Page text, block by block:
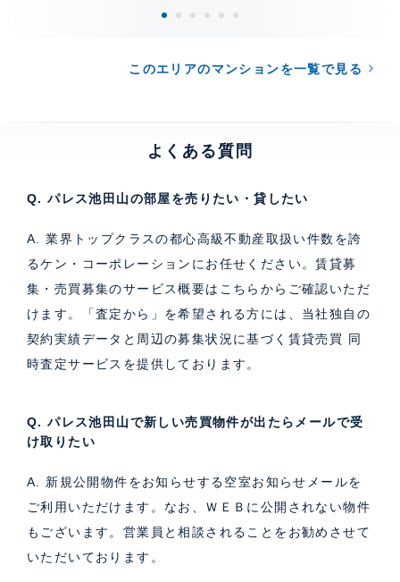
このエリアのマンションを一覧で見る
よくある質問
Q. パレス池田山の部屋を売りたい・貸したい
A. 業界トップクラスの都心高級不動産取扱い件数を誇
るケン・コーポレーションにお任せください。賃貸募
集・売買募集のサービス概要はこちら からご確認いただ
けます。「査定から」を希望される方には、当社独自の
契約実績データと周辺の募集状況に基づく 賃貸売買 同
時査定サービス を提供しております。
Q. パレス池田山で新しい売買物件が出たらメールで受
け取りたい
A. 新規公開物件をお知らせする空室お知らせメールを
ご利用いただけます。なお、ＷＥＢに公開されない物件
もございます。営業員と相談されることをお勧めさせて
いただいております。